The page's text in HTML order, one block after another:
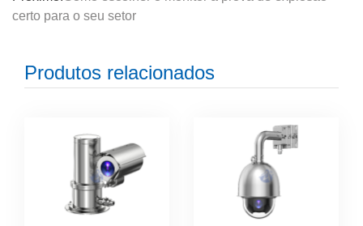
certo para o seu setor
Produtos relacionados